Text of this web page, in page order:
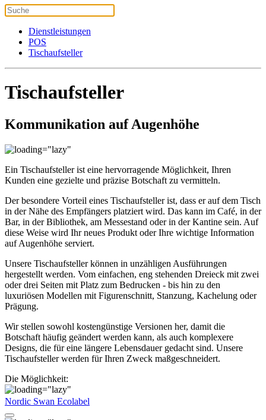
Dienstleistungen
POS
Tischaufsteller
Tischaufsteller
Kommunikation auf Augenhöhe
Ein Tischaufsteller ist eine hervorragende Möglichkeit, Ihren
Kunden eine gezielte und präzise Botschaft zu vermitteln.
Der besondere Vorteil eines Tischaufsteller ist, dass er auf dem Tisch
in der Nähe des Empfängers platziert wird. Das kann im Café, in der
Bar, in der Bibliothek, am Messestand oder in der Kantine sein. Auf
diese Weise wird Ihr neues Produkt oder Ihre wichtige Information
auf Augenhöhe serviert.
Unsere Tischaufsteller können in unzähligen Ausführungen
hergestellt werden. Vom einfachen, eng stehenden Dreieck mit zwei
oder drei Seiten mit Platz zum Bedrucken - bis hin zu den
luxuriösen Modellen mit Figurenschnitt, Stanzung, Kachelung oder
Prägung.
Wir stellen sowohl kostengünstige Versionen her, damit die
Botschaft häufig geändert werden kann, als auch komplexere
Designs, die für eine längere Lebensdauer gedacht sind. Unsere
Tischaufsteller werden für Ihren Zweck maßgeschneidert.
Die Möglichkeit:
Nordic Swan Ecolabel